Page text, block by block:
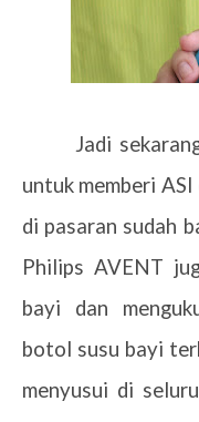
Jadi
untuk memberi
di pasaran sudah
Philips AVENT
bayi dan
botol susu bayi
menyusui di